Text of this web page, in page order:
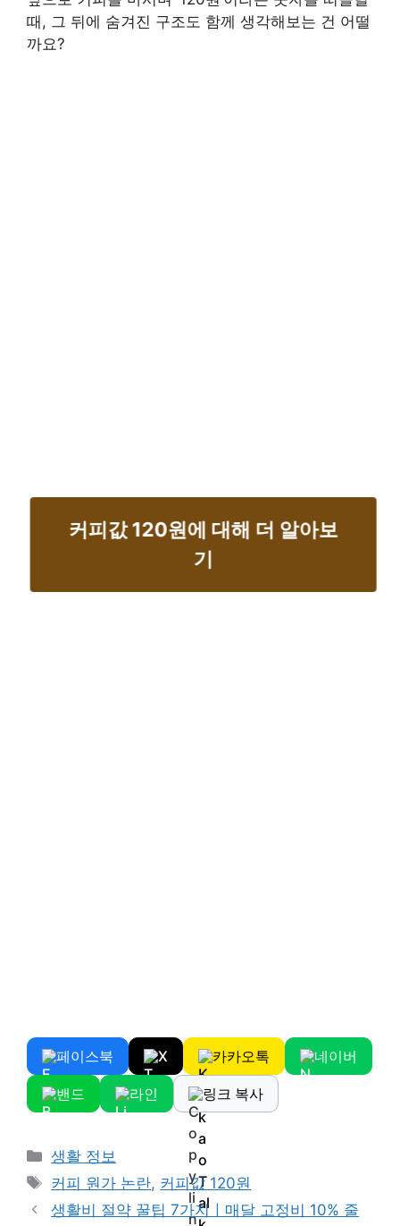
때, 그 뒤에 숨겨진 구조도 함께 생각해보는 건 어떨
까요?
커피값 120원에 대해 더 알아보
기
페이스북 X 카카오톡 네이버
밴드 라인 링크 복사
Categories
생활 정보
Tags
커피 원가 논란, 커피값 120원
생활비 절약 꿀팁 7가지ㅣ매달 고정비 10% 줄